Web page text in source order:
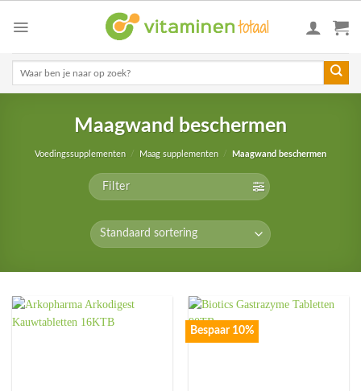
Maagwand beschermen
Voedingssupplementen / Maag supplementen / Maagwand beschermen
Filter
Bespaar 10%